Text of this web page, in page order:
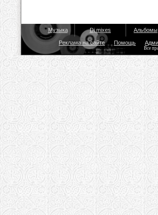
Музыка Dj mixes Альбомы
Реклама на сайте Помощь
Все